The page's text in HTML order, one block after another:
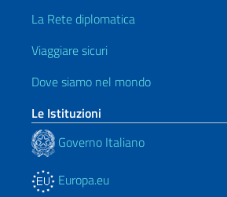
La Rete diplomatica
Viaggiare sicuri
Dove siamo nel mondo
Le Istituzioni
Governo Italiano
Europa.eu